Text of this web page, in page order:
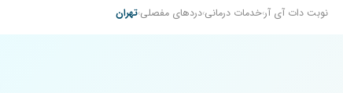
نوبت دات آی آرخدمات درمانی دردهای مفصلی تهران